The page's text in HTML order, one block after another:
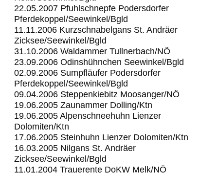
22.05.2007 Pfuhlschnepfe Podersdorfer
Pferdekoppel/Seewinkel/Bgld
11.11.2006 Kurzschnabelgans St. Andräer
Zicksee/Seewinkel/Bgld
31.10.2006 Waldammer Tullnerbach/NÖ
23.09.2006 Odinshühnchen Seewinkel/Bgld
02.09.2006 Sumpfläufer Podersdorfer
Pferdekoppel/Seewinkel/Bgld
09.04.2006 Steppenkiebitz Moosanger/NÖ
19.06.2005 Zaunammer Dolling/Ktn
19.06.2005 Alpenschneehuhn Lienzer
Dolomiten/Ktn
17.06.2005 Steinhuhn Lienzer Dolomiten/Ktn
16.03.2005 Nilgans St. Andräer
Zicksee/Seewinkel/Bgld
11.01.2004 Trauerente DoKW Melk/NÖ